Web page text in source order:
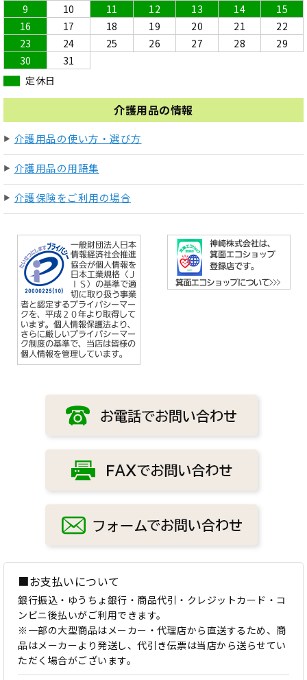
9
10 11 12 13 14
15
16
17 18 19 20 21
22
23
24 25 26 27 28
29
30
31
定休日
介護用品の情報
介護用品の使い方・選び方
介護用品の用語集
介護保険をご利用の場合
■お支払いについて
銀行振込・ゆうちょ銀行・商品代引・クレジットカード・コ
ンビニ後払いがご利用できます。
※一部の大型商品はメーカー・代理店から直送するため、商
品はメーカーより発送し、代引き伝票は当店から送らせてい
ただく場合がございます。